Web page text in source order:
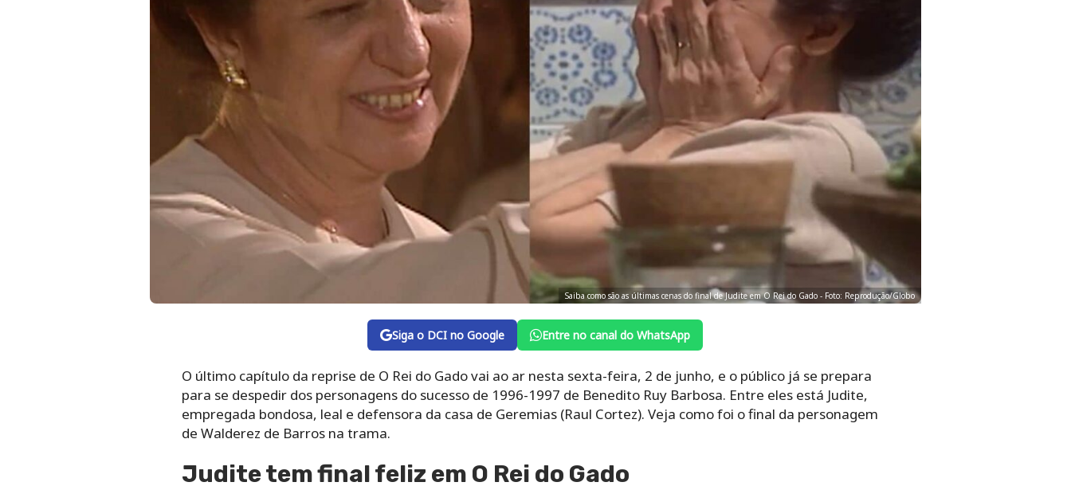
Saiba como são as últimas cenas do final de Judite em O Rei do Gado - Foto: Reprodução/Globo
Siga o DCI no Google Entre no canal do WhatsApp
O último capítulo da reprise de O Rei do Gado vai ao ar nesta sexta-feira, 2 de junho, e o público já se prepara
para se despedir dos personagens do sucesso de 1996-1997 de Benedito Ruy Barbosa. Entre eles está Judite,
empregada bondosa, leal e defensora da casa de Geremias (Raul Cortez). Veja como foi o final da personagem
de Walderez de Barros na trama.
Judite tem final feliz em O Rei do Gado